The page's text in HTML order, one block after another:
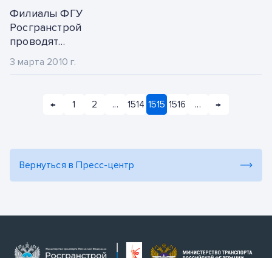
2012
ноябрь
декабрь
групп.
Филиалы ФГУ
Росгранстрой
проводят
детальный анализ
имущества и
пунктов пропуска.
3 марта 2010 г.
← 1 2 ... 1514 1515 1516 ... →
Вернуться в Пресс-центр